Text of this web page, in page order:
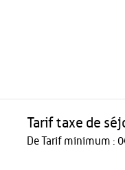
Tarif taxe de
De Tarif minimum :